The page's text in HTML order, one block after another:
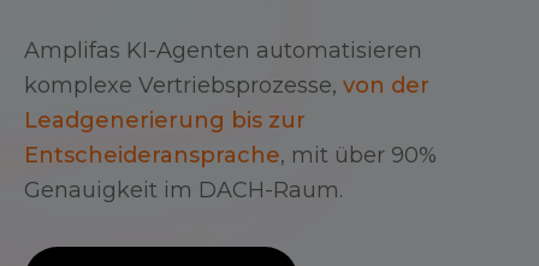
Amplifas KI-Agenten automatisieren
komplexe Vertriebsprozesse, von der
Leadgenerierung bis zur
Entscheideransprache, mit über 90%
Genauigkeit im DACH-Raum.